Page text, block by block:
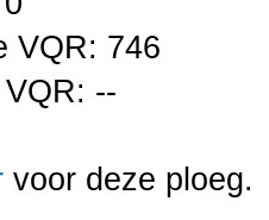
VQR: 746
--
voor deze ploeg.